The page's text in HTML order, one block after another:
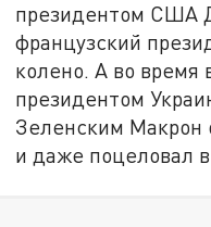
президентом США
французский
колено. А во время
президентом
Зеленским Макрон
и даже поцеловал